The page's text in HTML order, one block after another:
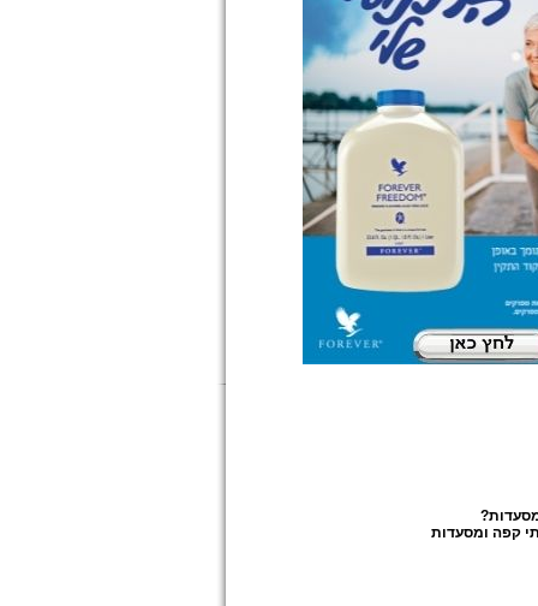
?
קפה ומסעדות